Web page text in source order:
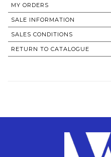
MY ORDERS
SALE INFORMATION
SALES CONDITIONS
RETURN TO CATALOGUE